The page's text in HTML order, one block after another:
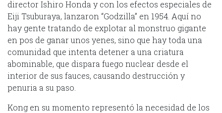
director Ishiro Honda y con los efectos especiales de
Eiji Tsuburaya, lanzaron “Godzilla” en 1954. Aquí no
hay gente tratando de explotar al monstruo gigante
en pos de ganar unos yenes, sino que hay toda una
comunidad que intenta detener a una criatura
abominable, que dispara fuego nuclear desde el
interior de sus fauces, causando destrucción y
penuria a su paso.
Kong en su momento representó la necesidad de los